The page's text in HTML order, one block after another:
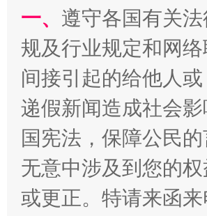
东山县通报“牛蛙产品抗生素超标问题”
一、 遵守各国有关
规及行业规定和网
间接引起的给他人
递假新闻造成社会
国宪法，保障公民
无意中涉及到您的
或更正。特请来函